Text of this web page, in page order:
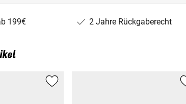
199€ 2 Jahre Rückgaberecht